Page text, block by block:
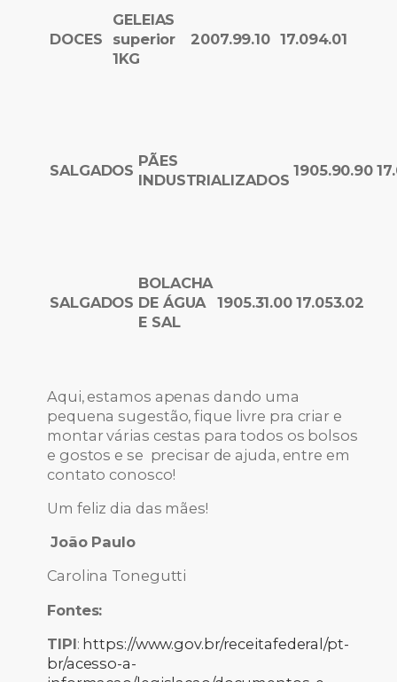
DOCES
GELEIAS
superior
1KG
2007.99.10 17.094.01
SALGADOS
PÃES
INDUSTRIALIZADOS
1905.90.90
SALGADOS
BOLACHA
DE ÁGUA
E SAL
1905.31.00 17.053.02
Aqui, estamos apenas dando uma
pequena sugestão, fique livre pra criar e
montar várias cestas para todos os bolsos
e gostos e se precisar de ajuda, entre em
contato conosco!
Um feliz dia das mães!
João Paulo
Carolina Tonegutti
Fontes:
TIPI: https://www.gov.br/receitafederal/pt-
br/acesso-a-